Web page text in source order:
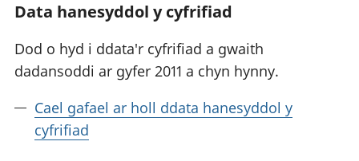
Data hanesyddol y cyfrifiad
Dod o hyd i ddata'r cyfrifiad a gwaith
dadansoddi ar gyfer 2011 a chyn hynny.
Cael gafael ar holl ddata hanesyddol y
cyfrifiad